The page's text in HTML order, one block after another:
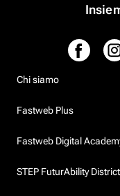
Chi siamo
Fastweb Plus
Fastweb Digital
STEP FuturAbility District